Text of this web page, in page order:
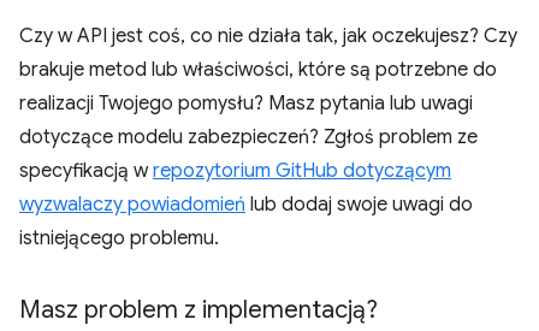
Czy w API jest coś, co nie działa tak, jak oczekujesz? Czy
brakuje metod lub właściwości, które są potrzebne do
realizacji Twojego pomysłu? Masz pytania lub uwagi
dotyczące modelu zabezpieczeń? Zgłoś problem ze
specyfikacją wrepozytorium GitHub dotyczącym
wyzwalaczy powiadomień lub dodaj swoje uwagi do
istniejącego problemu.
Masz problem z implementacją?